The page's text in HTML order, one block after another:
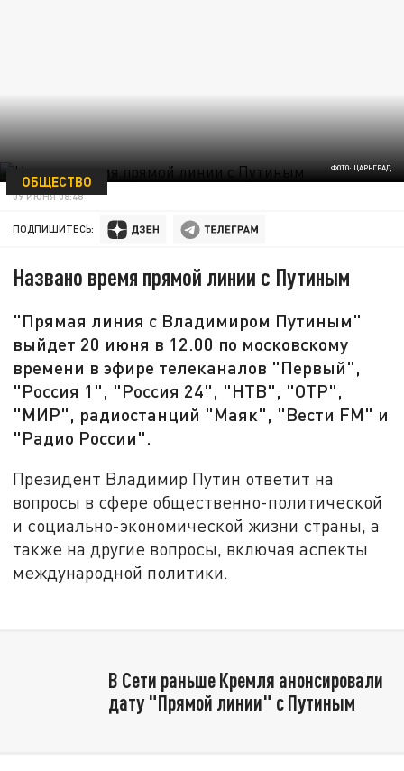
ФОТО: ЦАРЬГРАД
ОБЩЕСТВО
09 ИЮНЯ 08:48
ПОДПИШИТЕСЬ:
Названо время прямой линии с Путиным
"Прямая линия с Владимиром Путиным"
выйдет 20 июня в 12.00 по московскому
времени в эфире телеканалов "Первый",
"Россия 1", "Россия 24", "НТВ", "ОТР",
"МИР", радиостанций "Маяк", "Вести FM" и
"Радио России".
Президент Владимир Путин ответит на
вопросы в сфере общественно-политической
и социально-экономической жизни страны, а
также на другие вопросы, включая аспекты
международной политики.
В Сети раньше Кремля анонсировали
дату "Прямой линии" с Путиным